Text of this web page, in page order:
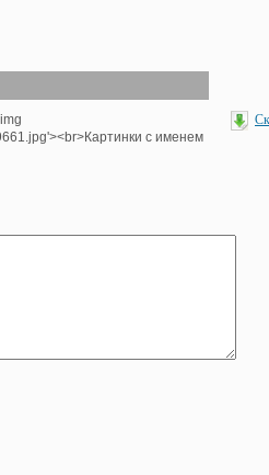
с именем